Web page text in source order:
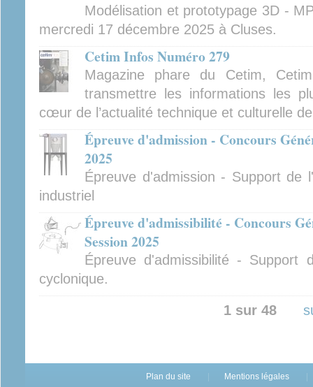
Modélisation et prototypage 3D -
mercredi 17 décembre 2025 à Cluses.
Cetim Infos Numéro 279
Magazine phare du Cetim,
transmettre les informations les
cœur de l’actualité technique et culturelle
Épreuve d'admission - Concours
2025
Épreuve d'admission - Support de
industriel
Épreuve d'admissibilité - Concours
Session 2025
Épreuve d'admissibilité - Support
cyclonique.
1 sur 48
Plan du site Mentions légales